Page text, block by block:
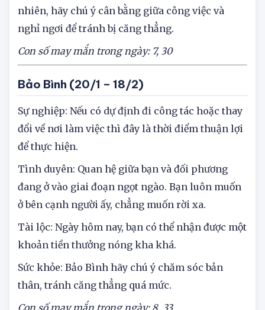
Sức khỏe: Sức khỏe của bạn khá ổn định. Tuy
nhiên, hãy chú ý cân bằng giữa công việc và
nghỉ ngơi để tránh bị căng thẳng.
Con số may mắn trong ngày: 7, 30
Bảo Bình (20/1 – 18/2)
Sự nghiệp: Nếu có dự định đi công tác hoặc thay
đổi về nơi làm việc thì đây là thời điểm thuận lợi
để thực hiện.
Tình duyên: Quan hệ giữa bạn và đối phương
đang ở vào giai đoạn ngọt ngào. Bạn luôn muốn
ở bên cạnh người ấy, chẳng muốn rời xa.
Tài lộc: Ngày hôm nay, bạn có thể nhận được một
khoản tiền thưởng nóng kha khá.
Sức khỏe: Bảo Bình hãy chú ý chăm sóc bản
thân, tránh căng thẳng quá mức.